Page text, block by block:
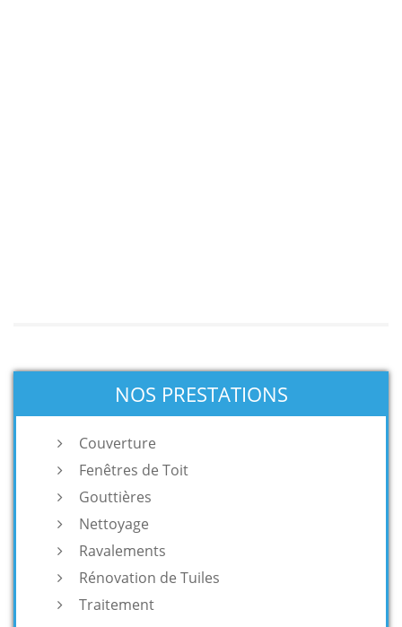
NOS PRESTATIONS
Couverture
Fenêtres de Toit
Gouttières
Nettoyage
Ravalements
Rénovation de Tuiles
Traitement